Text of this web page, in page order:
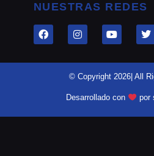
NUESTRAS REDES
© Copyright 2026| All
Desarrollado con por